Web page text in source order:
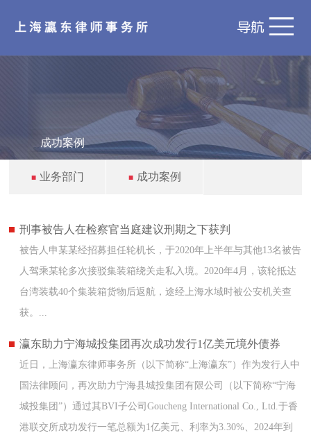
成功案例
■ 业务部门 ■ 成功案例
刑事被告人在检察官当庭建议刑期之下获判
被告人申某某经招募担任轮机长，于2020年上半年与其他13名被告
人驾乘某轮多次接驳集装箱绕关走私入境。2020年4月，该轮抵达
台湾装载40个集装箱货物后返航，途经上海水域时被公安机关查
获。...
瀛东助力宁海城投集团再次成功发行1亿美元境外债券
近日，上海瀛东律师事务所（以下简称“上海瀛东”）作为发行人中
国法律顾问，再次助力宁海县城投集团有限公司（以下简称“宁海
城投集团”）通过其BVI子公司Goucheng International Co., Ltd.于香
港联交所成功发行一笔总额为1亿美元、利率为3.30%、2024年到